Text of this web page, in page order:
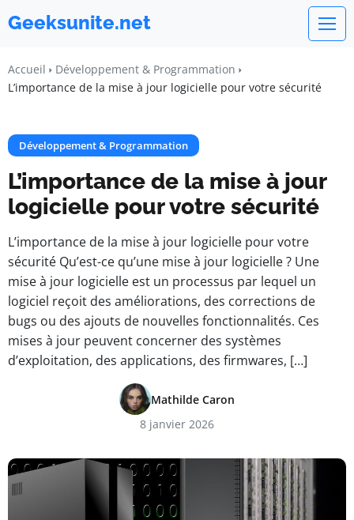
Geeksunite.net
Accueil
Développement & Programmation
L’importance de la mise à jour logicielle pour votre sécurité
Développement & Programmation
L’importance de la mise à jour
logicielle pour votre sécurité
L’importance de la mise à jour logicielle pour votre
sécurité Qu’est-ce qu’une mise à jour logicielle ? Une
mise à jour logicielle est un processus par lequel un
logiciel reçoit des améliorations, des corrections de
bugs ou des ajouts de nouvelles fonctionnalités. Ces
mises à jour peuvent concerner des systèmes
d’exploitation, des applications, des firmwares, […]
Mathilde Caron
8 janvier 2026